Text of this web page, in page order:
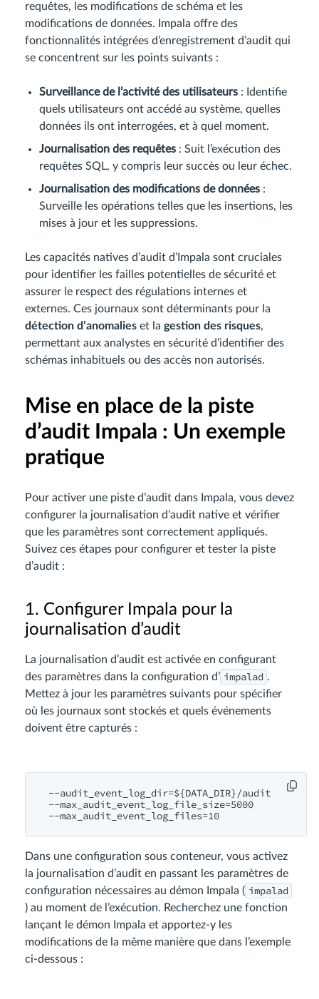
requêtes, les modifications de schéma et les
modifications de données. Impala offre des
fonctionnalités intégrées d’enregistrement d’audit qui
se concentrent sur les points suivants :
Surveillance de l’activité des utilisateurs : Identifie
quels utilisateurs ont accédé au système, quelles
données ils ont interrogées, et à quel moment.
Journalisation des requêtes : Suit l’exécution des
requêtes SQL, y compris leur succès ou leur échec.
Journalisation des modifications de données :
Surveille les opérations telles que les insertions, les
mises à jour et les suppressions.
Les capacités natives d’audit d’Impala sont cruciales
pour identifier les failles potentielles de sécurité et
assurer le respect des régulations internes et
externes. Ces journaux sont déterminants pour la
détection d’anomalies et la gestion des risques,
permettant aux analystes en sécurité d’identifier des
schémas inhabituels ou des accès non autorisés.
Mise en place de la piste
d’audit Impala : Un exemple
pratique
Pour activer une piste d’audit dans Impala, vous devez
configurer la journalisation d’audit native et vérifier
que les paramètres sont correctement appliqués.
Suivez ces étapes pour configurer et tester la piste
d’audit :
1. Configurer Impala pour la
journalisation d’audit
La journalisation d’audit est activée en configurant
des paramètres dans la configuration d’ impalad .
Mettez à jour les paramètres suivants pour spécifier
où les journaux sont stockés et quels événements
doivent être capturés :
-
--max_audit_event_log_file_size=5000
--max_audit_event_log_files=10
Dans une configuration sous conteneur, vous activez
la journalisation d’audit en passant les paramètres de
configuration nécessaires au démon Impala ( impalad
) au moment de l’exécution. Recherchez une fonction
lançant le démon Impala et apportez-y les
modifications de la même manière que dans l’exemple
ci-dessous :